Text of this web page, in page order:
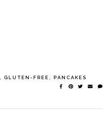
GLUTEN-FREE PANCAKES